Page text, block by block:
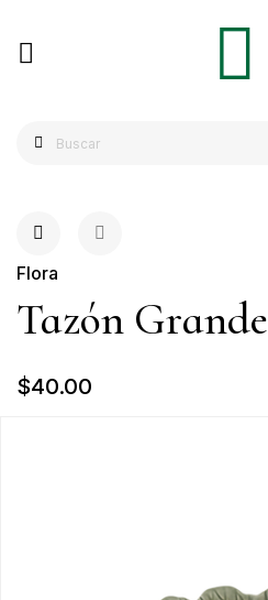
Flora
Tazón Grande
$40.00